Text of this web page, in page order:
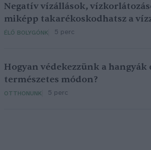
Negatív vízállások,
miképp takarékoskodhatsz a
ÉLŐ BOLYGÓNK 5 perc
Hogyan védekezzünk a hangyák
természetes módon?
OTTHONUNK 5 perc